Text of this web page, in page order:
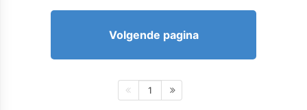
Volgende pagina
1